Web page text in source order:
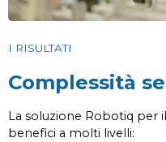
I RISULTATI
Complessità
La soluzione Robotiq per
benefici a molti livelli: